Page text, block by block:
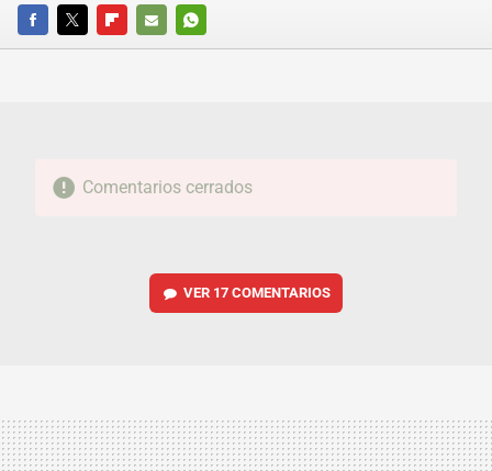
FACEBOOKTWITTERFLIPBOARD
E-
WHATSAPP
Comentarios cerrados
VER 17 COMENTARIOS